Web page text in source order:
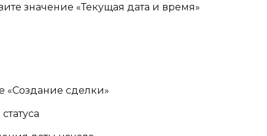
значение «Текущая дата и время»
«Создание сделки»